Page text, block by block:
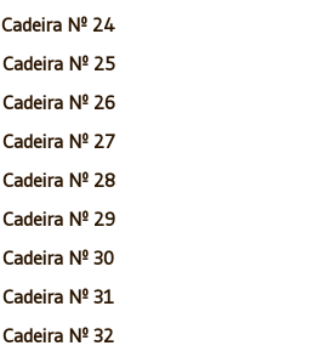
Cadeira Nº 24
Cadeira Nº 25
Cadeira Nº 26
Cadeira Nº 27
Cadeira Nº 28
Cadeira Nº 29
Cadeira Nº 30
Cadeira Nº 31
Cadeira Nº 32